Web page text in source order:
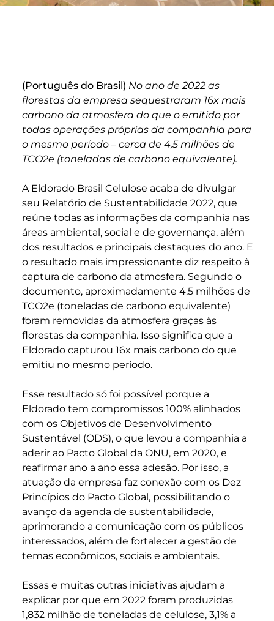
(Português do Brasil) No ano de 2022 as
florestas da empresa sequestraram 16x mais
carbono da atmosfera do que o emitido por
todas operações próprias da companhia para
o mesmo período – cerca de 4,5 milhões de
TCO2e (toneladas de carbono equivalente).
A Eldorado Brasil Celulose acaba de divulgar
seu Relatório de Sustentabilidade 2022, que
reúne todas as informações da companhia nas
áreas ambiental, social e de governança, além
dos resultados e principais destaques do ano. E
o resultado mais impressionante diz respeito à
captura de carbono da atmosfera. Segundo o
documento, aproximadamente 4,5 milhões de
TCO2e (toneladas de carbono equivalente)
foram removidas da atmosfera graças às
florestas da companhia. Isso significa que a
Eldorado capturou 16x mais carbono do que
emitiu no mesmo período.
Esse resultado só foi possível porque a
Eldorado tem compromissos 100% alinhados
com os Objetivos de Desenvolvimento
Sustentável (ODS), o que levou a companhia a
aderir ao Pacto Global da ONU, em 2020, e
reafirmar ano a ano essa adesão. Por isso, a
atuação da empresa faz conexão com os Dez
Princípios do Pacto Global, possibilitando o
avanço da agenda de sustentabilidade,
aprimorando a comunicação com os públicos
interessados, além de fortalecer a gestão de
temas econômicos, sociais e ambientais.
Essas e muitas outras iniciativas ajudam a
explicar por que em 2022 foram produzidas
1,832 milhão de toneladas de celulose, 3,1% a